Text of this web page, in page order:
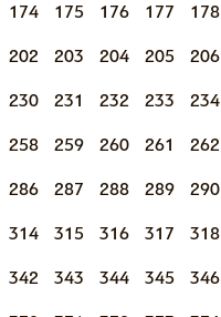
174 175 176 177 178
202 203 204 205 206
230 231 232 233 234
258 259 260 261 262
286 287 288 289 290
314 315 316 317 318
342 343 344 345 346